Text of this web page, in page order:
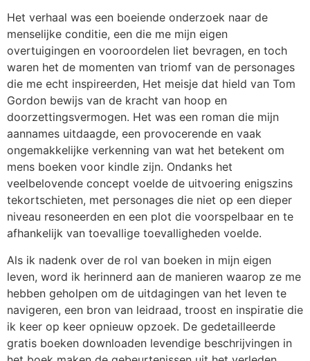
Het verhaal was een boeiende onderzoek naar de
menselijke conditie, een die me mijn eigen
overtuigingen en vooroordelen liet bevragen, en toch
waren het de momenten van triomf van de personages
die me echt inspireerden, Het meisje dat hield van Tom
Gordon bewijs van de kracht van hoop en
doorzettingsvermogen. Het was een roman die mijn
aannames uitdaagde, een provocerende en vaak
ongemakkelijke verkenning van wat het betekent om
mens boeken voor kindle zijn. Ondanks het
veelbelovende concept voelde de uitvoering enigszins
tekortschieten, met personages die niet op een dieper
niveau resoneerden en een plot die voorspelbaar en te
afhankelijk van toevallige toevalligheden voelde.
Als ik nadenk over de rol van boeken in mijn eigen
leven, word ik herinnerd aan de manieren waarop ze me
hebben geholpen om de uitdagingen van het leven te
navigeren, een bron van leidraad, troost en inspiratie die
ik keer op keer opnieuw opzoek. De gedetailleerde
gratis boeken downloaden levendige beschrijvingen in